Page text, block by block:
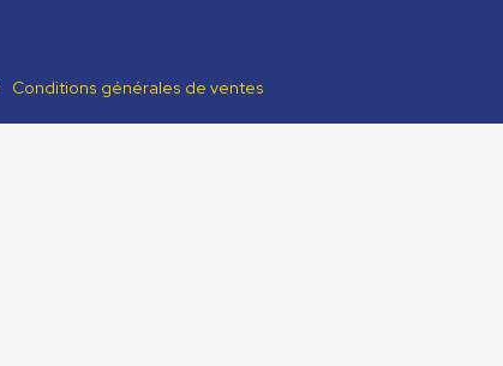
Conditions générales de ventes